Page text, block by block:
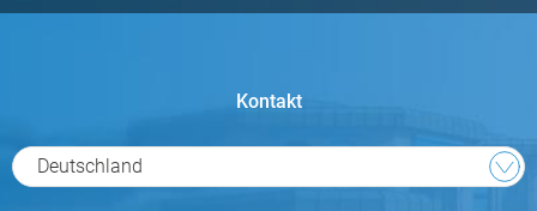
Kontakt
Deutschland